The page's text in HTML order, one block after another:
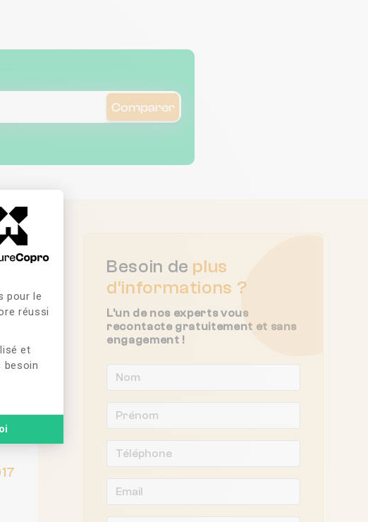
: Personnalisez vos Options
pour le
réussi
et
besoin
Comparer
Besoin de plus
d'informations ?
L'un de nos experts vous
recontacte gratuitement et sans
engagement !